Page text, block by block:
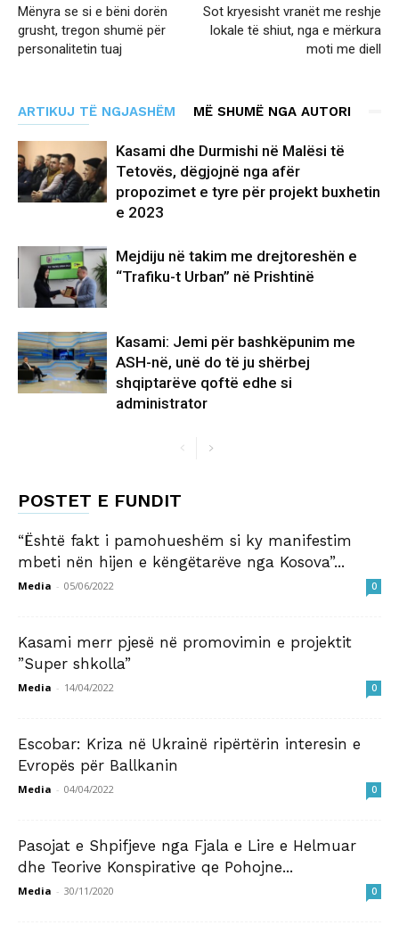
Mënyra se si e bëni dorën
grusht, tregon shumë për
personalitetin tuaj
Sot kryesisht vranët me reshje
lokale të shiut, nga e mërkura
moti me diell
ARTIKUJ TË NGJASHËM MË SHUMË NGA AUTORI
Kasami dhe Durmishi në Malësi të
Tetovës, dëgjojnë nga afër
propozimet e tyre për projekt buxhetin
e 2023
Mejdiju në takim me drejtoreshën e
“Trafiku-t Urban” në Prishtinë
Kasami: Jemi për bashkëpunim me
ASH-në, unë do të ju shërbej
shqiptarëve qoftë edhe si
administrator
POSTET E FUNDIT
“Është fakt i pamohueshëm si ky manifestim
mbeti nën hijen e këngëtarëve nga Kosova”...
Media - 05/06/2022 0
Kasami merr pjesë në promovimin e projektit
”Super shkolla”
Media - 14/04/2022 0
Escobar: Kriza në Ukrainë ripërtërin interesin e
Evropës për Ballkanin
Media - 04/04/2022 0
Pasojat e Shpifjeve nga Fjala e Lire e Helmuar
dhe Teorive Konspirative qe Pohojne...
Media - 30/11/2020 0